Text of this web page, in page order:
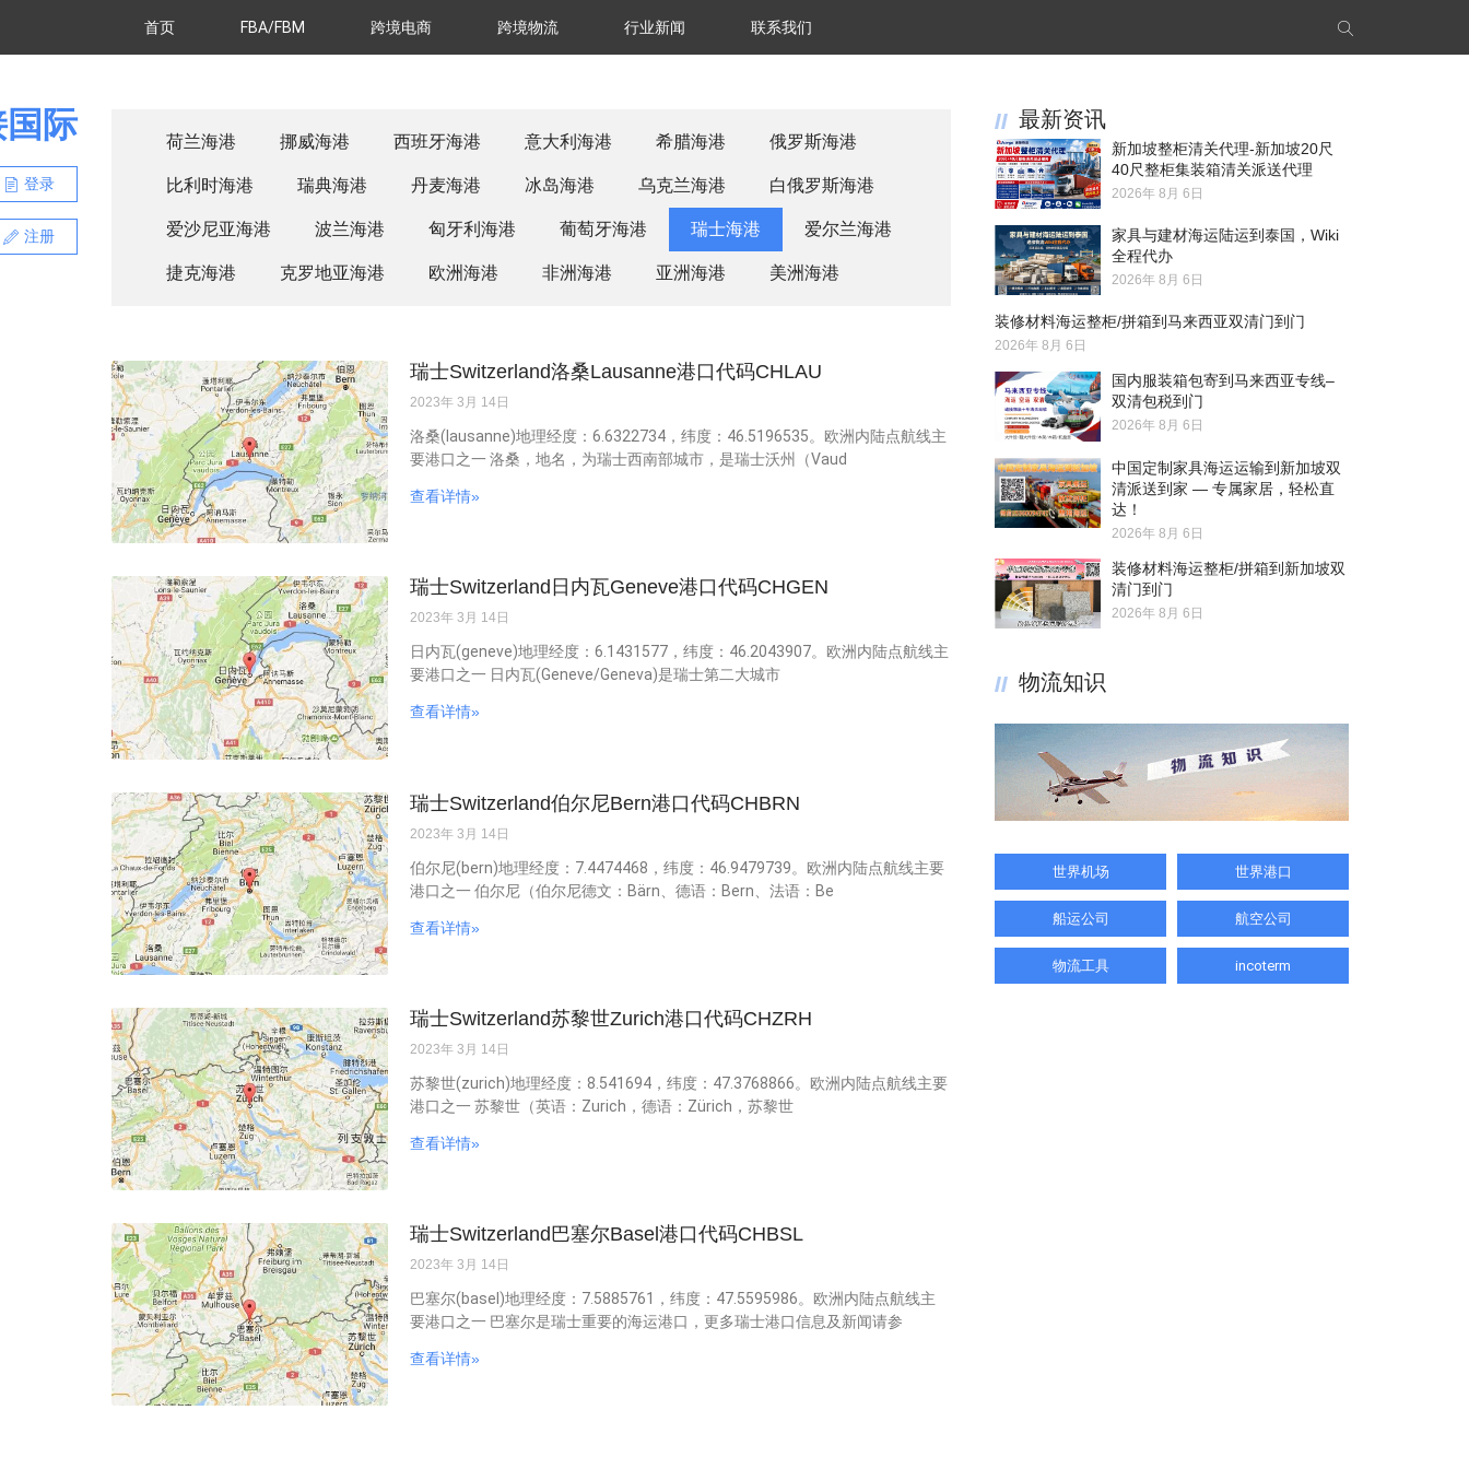
首页 FBA/FBM 跨境电商 跨境物流 行业新闻 联系我们
际
登录
注册
荷兰海港 挪威海港 西班牙海港 意大利海港 希腊海港 俄罗斯海港
比利时海港 瑞典海港 丹麦海港 冰岛海港 乌克兰海港 白俄罗斯海港
爱沙尼亚海港 波兰海港 匈牙利海港 葡萄牙海港 瑞士海港 爱尔兰海港
捷克海港 克罗地亚海港 欧洲海港 非洲海港 亚洲海港 美洲海港
瑞士Switzerland洛桑Lausanne港口代码CHLAU
2023年 3月 14日
洛桑(lausanne)地理经度：6.6322734，纬度：46.5196535。欧洲内陆点航线主
要港口之一 洛桑，地名，为瑞士西南部城市，是瑞士沃州（Vaud
查看详情»
瑞士Switzerland日内瓦Geneve港口代码CHGEN
2023年 3月 14日
日内瓦(geneve)地理经度：6.1431577，纬度：46.2043907。欧洲内陆点航线主
要港口之一 日内瓦(Geneve/Geneva)是瑞士第二大城市
查看详情»
瑞士Switzerland伯尔尼Bern港口代码CHBRN
2023年 3月 14日
伯尔尼(bern)地理经度：7.4474468，纬度：46.9479739。欧洲内陆点航线主要
港口之一 伯尔尼（伯尔尼德文：Bärn、德语：Bern、法语：Be
查看详情»
瑞士Switzerland苏黎世Zurich港口代码CHZRH
2023年 3月 14日
苏黎世(zurich)地理经度：8.541694，纬度：47.3768866。欧洲内陆点航线主要
港口之一 苏黎世（英语：Zurich，德语：Zürich，苏黎世
查看详情»
瑞士Switzerland巴塞尔Basel港口代码CHBSL
2023年 3月 14日
巴塞尔(basel)地理经度：7.5885761，纬度：47.5595986。欧洲内陆点航线主
要港口之一 巴塞尔是瑞士重要的海运港口，更多瑞士港口信息及新闻请参
查看详情»
最新资讯
新加坡整柜清关代理-新加坡20尺
40尺整柜集装箱清关派送代理
2026年 8月 6日
家具与建材海运陆运到泰国，Wiki
全程代办
2026年 8月 6日
装修材料海运整柜/拼箱到马来西亚双清门到门
2026年 8月 6日
国内服装箱包寄到马来西亚专线–
双清包税到门
2026年 8月 6日
中国定制家具海运运输到新加坡双
清派送到家 — 专属家居，轻松直
达！
2026年 8月 6日
装修材料海运整柜/拼箱到新加坡双
清门到门
2026年 8月 6日
物流知识
世界机场
船运公司
物流工具
世界港口
航空公司
incoterm